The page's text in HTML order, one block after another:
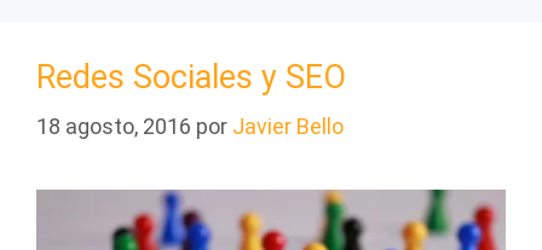
Redes Sociales y SEO
18 agosto, 2016 por Javier Bello